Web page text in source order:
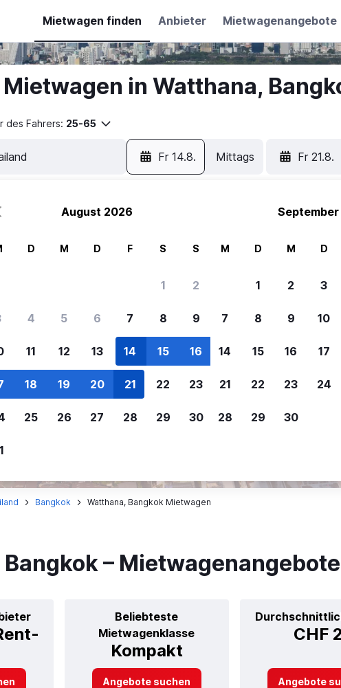
Mietwagen finden Anbieter Mietwagenangebote
in Watthana,
des Fahrers: 25-65
Fr 14.8. Mittags Fr 21.8.
unsere Reisenden sich für SWOODOO
mehr
Preise
Preisalarm
Lass dich benachrichtigen,
um kein tolles Angebot zu
Bangkok Watthana, Bangkok Mietwagen
–
Beliebteste
Mietwagenklasse
Kompakt
CHF
Angebote suchen Angebote
August 2026
D M D F S S
1 2
4 5 6 7 8 9
11 12 13 14 15 16
18 19 20 21 22 23
25 26 27 28 29 30
M D M D
1 2 3
7 8 9 10
14 15 16 17
21 22 23 24
28 29 30